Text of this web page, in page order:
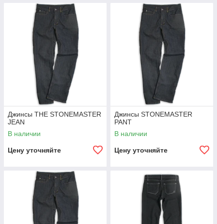
Джинсы THE STONEMASTER
JEAN
В наличии
Цену уточняйте
Джинсы STONEMASTER
PANT
В наличии
Цену уточняйте